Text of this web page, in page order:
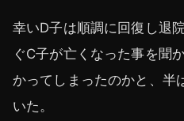
幸いD子は順調に回復し退
ぐC子が亡くなった事を聞
かってしまったのかと、半
いた。